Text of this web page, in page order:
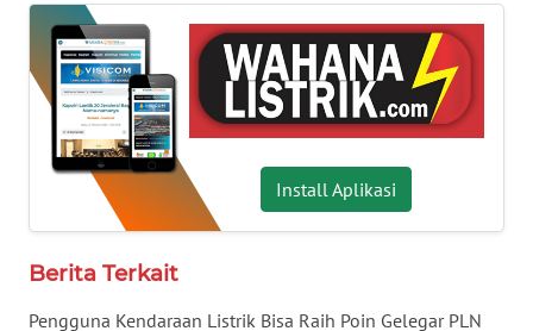
Install Aplikasi
Berita Terkait
Pengguna Kendaraan Listrik Bisa Raih Poin Gelegar PLN
WN
KALBAR
WN
KALTENG
WN